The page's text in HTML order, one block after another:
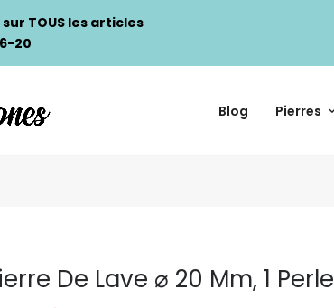
sur TOUS les articles
20
Blog Pierres
De Lave ⌀ 20 Mm, 1 Perle